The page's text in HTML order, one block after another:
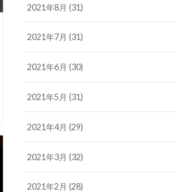
2021年8月 (31)
2021年7月 (31)
2021年6月 (30)
2021年5月 (31)
2021年4月 (29)
2021年3月 (32)
2021年2月 (28)